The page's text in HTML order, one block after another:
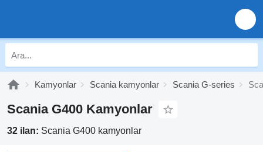
Kamyonlar Scania kamyonlar Scania G-series
Scania G400 Kamyonlar
32 ilan: Scania G400 kamyonlar